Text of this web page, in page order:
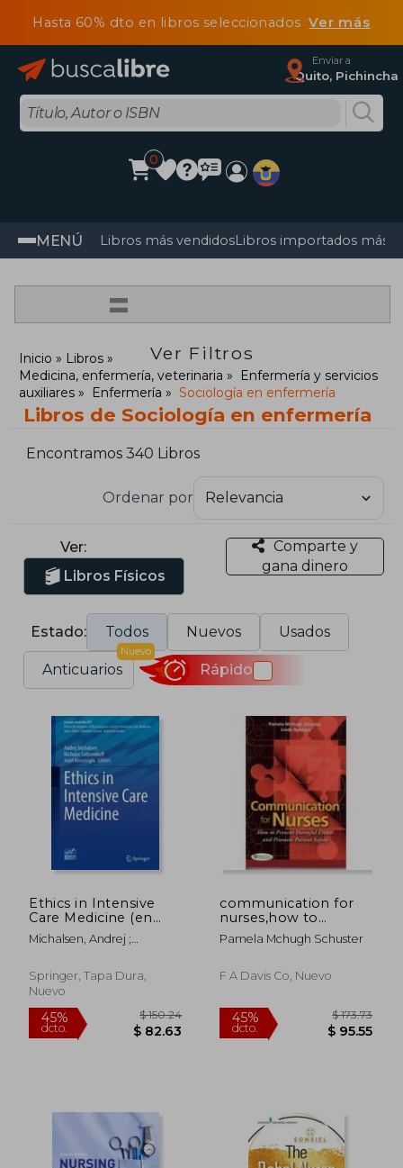
Hasta 60% dto en libros seleccionadosVer más
Enviar a
Quito, Pichincha
0
MENÚ Libros más vendidosLibros importados más
=
Ver Filtros
Inicio
Libros
Medicina, enfermería, veterinaria
Enfermería y servicios
auxiliares
Enfermería Sociología en enfermería
Libros de Sociología en enfermería
Encontramos 340 Libros
Ordenar por
Ver:
Libros Físicos
Comparte y
gana dinero
Estado: Todos Nuevos Usados
Anticuarios
Nuevo
Rápido
Ethics in Intensive
Care Medicine (en
Inglés)
Michalsen, Andrej ;
Kesecioglu, Jozef
Springer, Tapa Dura,
Nuevo
$ 82.63
communication for
nurses,how to
prevent harmful
events and promote
Pamela Mchugh Schuster
F A Davis Co, Nuevo
45%
dcto.